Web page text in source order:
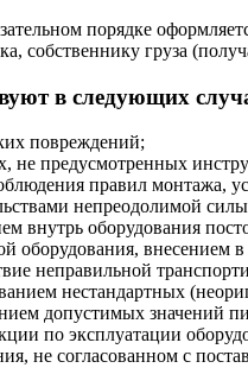
порядке
собственнику груза
в следующих
повреждений;
не предусмотренных
правил монтажа,
непреодолимой
внутрь оборудования
оборудования, внесением
неправильной
нестандартных
допустимых значений
по эксплуатации
не согласованном с